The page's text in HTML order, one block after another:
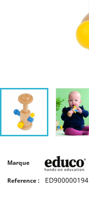
Marque
Reference : ED900000194